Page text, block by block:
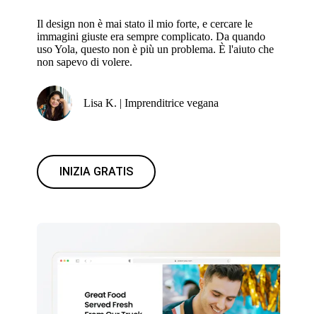
Il design non è mai stato il mio forte, e cercare le
immagini giuste era sempre complicato. Da quando
uso Yola, questo non è più un problema. È l'aiuto che
non sapevo di volere.
Lisa K. | Imprenditrice vegana
INIZIA GRATIS